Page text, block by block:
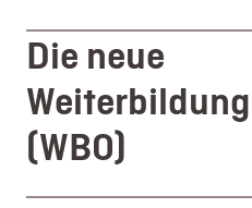
Die neue
(WBO)